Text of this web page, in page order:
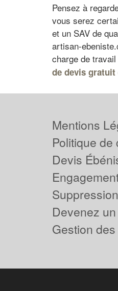
Pensez à
vous serez
et un SAV de
artisan-
charge de
de devis gratuit
Mentions
Politique
Devis
Devenez
Gestion